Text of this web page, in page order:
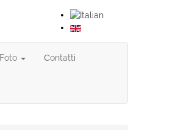
Foto Сontatti